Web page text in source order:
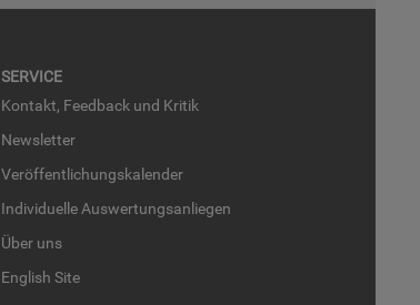
SER­VICE
Kon­takt, Feed­back und Kri­tik
News­let­ter
Ver­öf­fent­li­chungs­ka­len­der
In­di­vi­du­el­le Aus­wer­tungs­an­lie­gen
Über uns
English Site